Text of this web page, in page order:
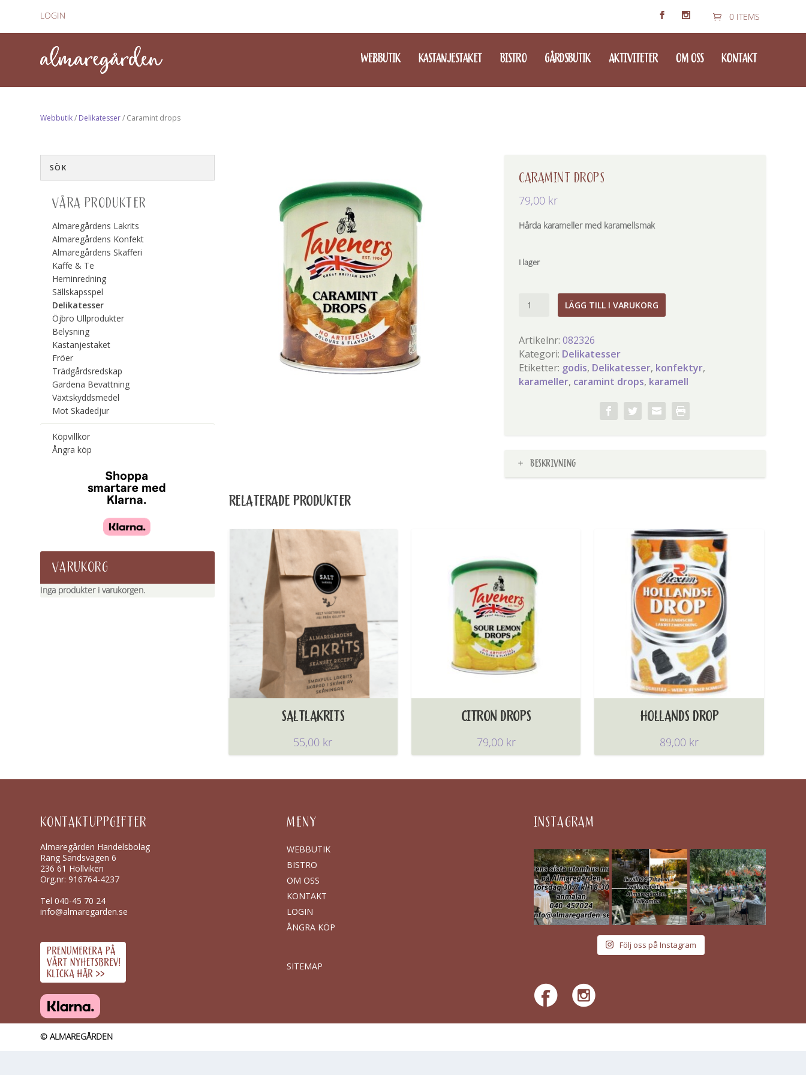
LOGIN 0 ITEMS
WEBBUTIK KASTANJESTAKET BISTRO GÅRDSBUTIK AKTIVITETER OM OSS KONTAKT
Webbutik/ Delikatesser/ Caramint drops
CARAMINT DROPS
79,00 kr
Hårda karameller med karamellsmak
I lager
LÄGG TILL I VARUKORG
Artikelnr:082326
Kategori: Delikatesser
Etiketter: godis, Delikatesser, konfektyr,
karameller, caramint drops, karamell
BESKRIVNING
RELATERADE PRODUKTER
SALTLAKRITS
55,00 kr
CITRON DROPS
79,00 kr
HOLLANDS DROP
89,00 kr
VÅRA PRODUKTER
Almaregårdens Lakrits
Almaregårdens Konfekt
Almaregårdens Skafferi
Kaffe & Te
Heminredning
Sällskapsspel
Delikatesser
Öjbro Ullprodukter
Belysning
Kastanjestaket
Fröer
Trädgårdsredskap
Gardena Bevattning
Växtskyddsmedel
Mot Skadedjur
Köpvillkor
Ångra köp
VARUKORG
Inga produkter i varukorgen.
KONTAKTUPPGIFTER
Almaregården Handelsbolag
Räng Sandsvägen 6
236 61 Höllviken
Org.nr: 916764-4237
Tel040-45 70 24
info@almaregarden.se
MENY
WEBBUTIK
BISTRO
OM OSS
KONTAKT
LOGIN
ÅNGRA KÖP
SITEMAP
INSTAGRAM
Följ oss på Instagram
© ALMAREGÅRDEN